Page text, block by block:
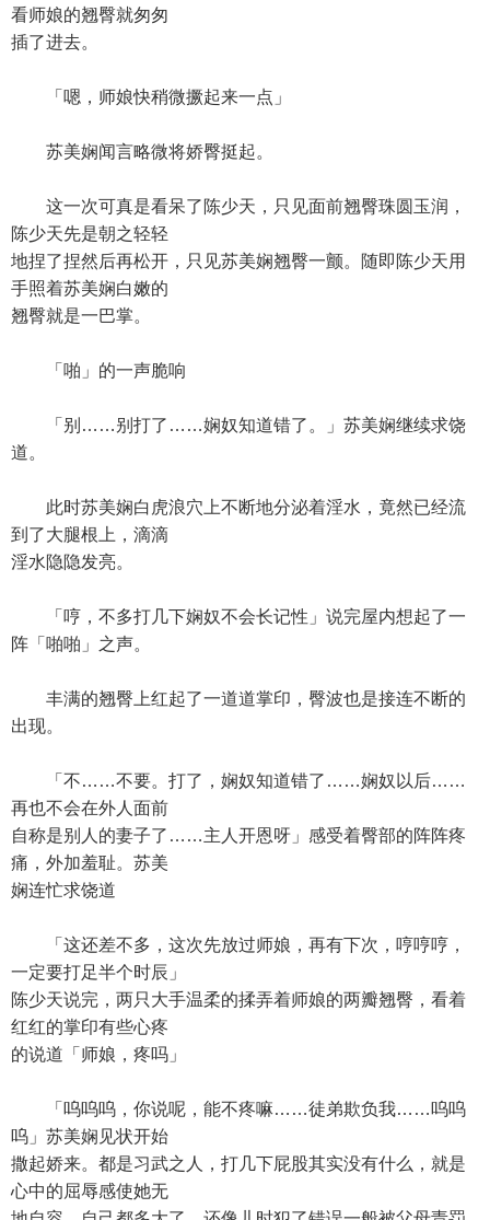
看师娘的翘臀就匆匆
插了进去。
「嗯，师娘快稍微撅起来一点」
苏美娴闻言略微将娇臀挺起。
这一次可真是看呆了陈少天，只见面前翘臀珠圆玉润，
陈少天先是朝之轻轻
地捏了捏然后再松开，只见苏美娴翘臀一颤。随即陈少天用
手照着苏美娴白嫩的
翘臀就是一巴掌。
「啪」的一声脆响
「别……别打了……娴奴知道错了。」苏美娴继续求饶
道。
此时苏美娴白虎浪穴上不断地分泌着淫水，竟然已经流
到了大腿根上，滴滴
淫水隐隐发亮。
「哼，不多打几下娴奴不会长记性」说完屋内想起了一
阵「啪啪」之声。
丰满的翘臀上红起了一道道掌印，臀波也是接连不断的
出现。
「不……不要。打了，娴奴知道错了……娴奴以后……
再也不会在外人面前
自称是别人的妻子了……主人开恩呀」感受着臀部的阵阵疼
痛，外加羞耻。苏美
娴连忙求饶道
「这还差不多，这次先放过师娘，再有下次，哼哼哼，
一定要打足半个时辰」
陈少天说完，两只大手温柔的揉弄着师娘的两瓣翘臀，看着
红红的掌印有些心疼
的说道「师娘，疼吗」
「呜呜呜，你说呢，能不疼嘛……徒弟欺负我……呜呜
呜」苏美娴见状开始
撒起娇来。都是习武之人，打几下屁股其实没有什么，就是
心中的屈辱感使她无